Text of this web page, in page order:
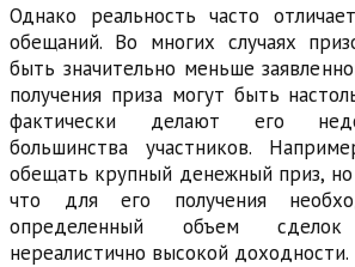
Однако реальность часто
обещаний. Во многих случаях
быть значительно меньше
получения приза могут быть
фактически делают его
большинства участников.
обещать крупный денежный приз,
что для его получения
определенный объем
нереалистично высокой доходности.